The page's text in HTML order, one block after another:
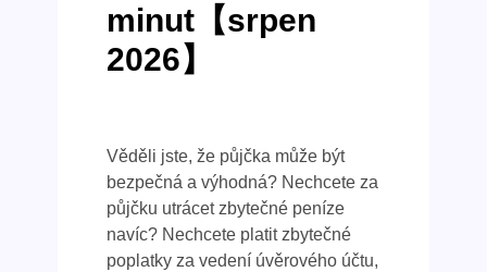
minut【srpen
2026】
Věděli jste, že půjčka může být
bezpečná a výhodná? Nechcete za
půjčku utrácet zbytečné peníze
navíc? Nechcete platit zbytečné
poplatky za vedení úvěrového účtu,